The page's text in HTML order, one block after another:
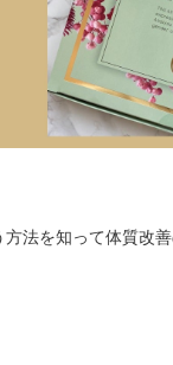
方法を知って体質改